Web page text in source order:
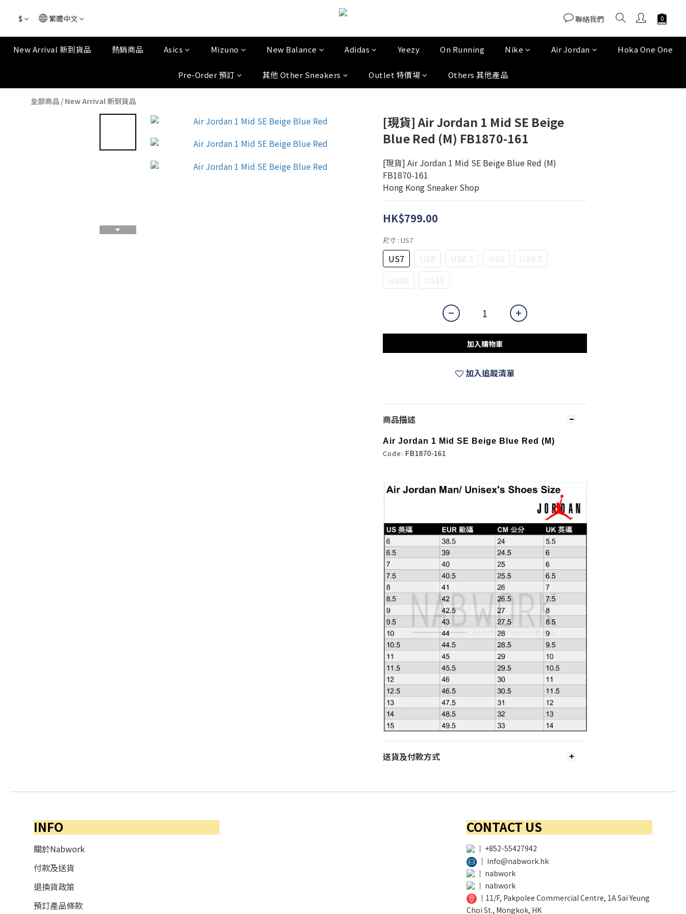
$ 繁體中文 聯絡我們
New Arrival 新到貨品 熱銷商品 Asics Mizuno New Balance Adidas Yeezy On Running Nike Air Jordan Hoka One One
Pre-Order 預訂 其他 Other Sneakers Outlet 特價場 Others 其他產品
全部商品 / New Arrival 新到貨品
[現貨] Air Jordan 1 Mid SE Beige
Blue Red (M) FB1870-161
[現貨] Air Jordan 1 Mid SE Beige Blue Red (M)
FB1870-161
Hong Kong Sneaker Shop
HK$799.00
尺寸 : US7
US7 US8 US8.5 US9
US9.5
US10
US11
加入購物車
加入追蹤清單
商品描述
Air Jordan 1 Mid SE Beige Blue Red (M)
Code: FB1870-161
送貨及付款方式
INFO
關於Nabwork
付款及送貨
退換貨政策
預訂產品條款
CONTACT US
│ +852-55427942
│ info@nabwork.hk
│ nabwork
│ nabwork
│ 11/F, Pakpolee Commercial Centre, 1A Sai Yeung
Choi St., Mongkok, HK